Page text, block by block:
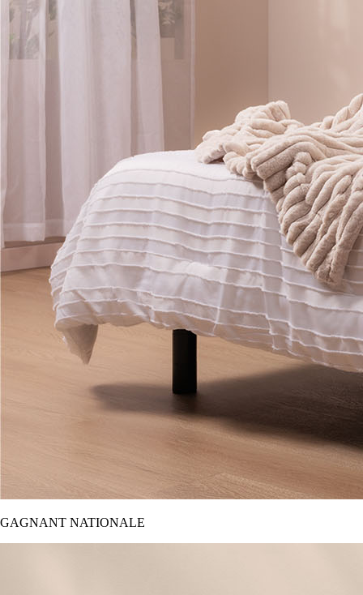
GAGNANT NATIONALE